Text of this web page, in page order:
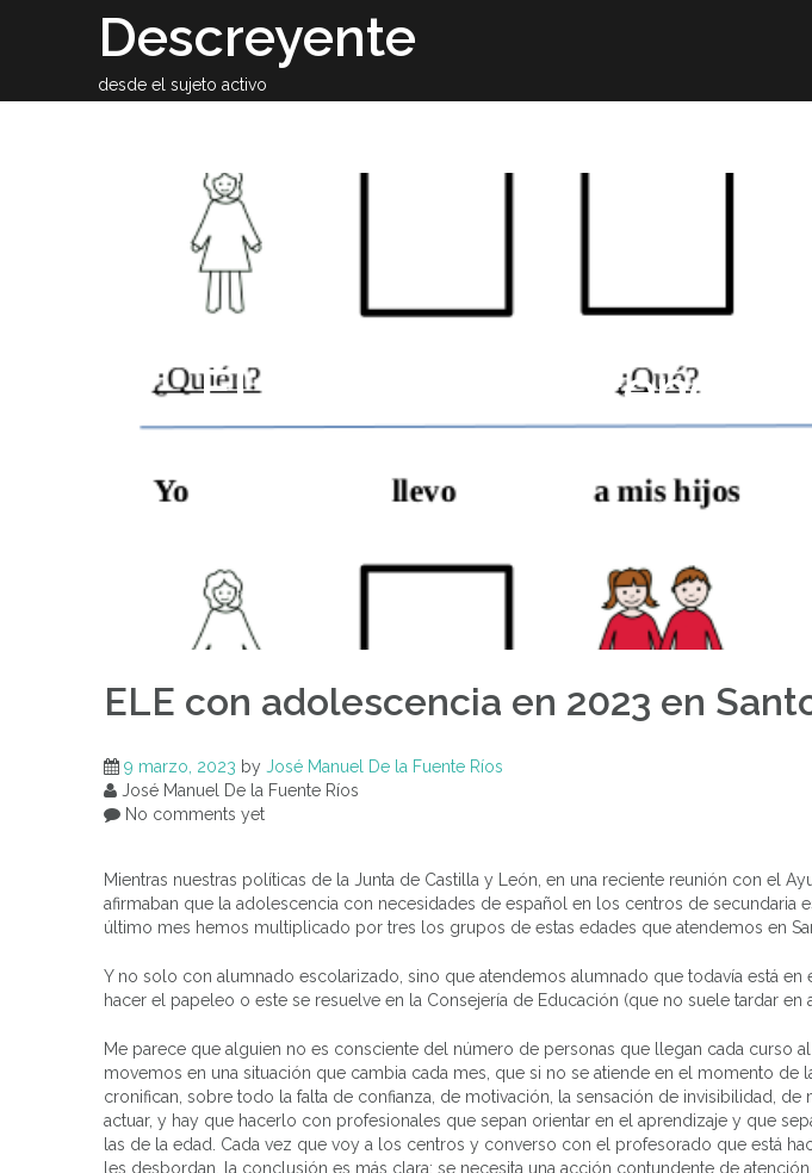
Descreyente
desde el sujeto activo
ELE con adolescencia
ELE con adolescencia en 2023 en
9 marzo, 2023 by José Manuel De la Fuente Ríos
José Manuel De la Fuente Ríos
No comments yet
Mientras nuestras políticas de la Junta de Castilla y León, en una reciente reunión con el
afirmaban que la adolescencia con necesidades de español en los centros de secundaria
último mes hemos multiplicado por tres los grupos de estas edades que atendemos en
Y no solo con alumnado escolarizado, sino que atendemos alumnado que todavía está en
hacer el papeleo o este se resuelve en la Consejería de Educación (que no suele tardar en
Me parece que alguien no es consciente del número de personas que llegan cada curso
movemos en una situación que cambia cada mes, que si no se atiende en el momento de
cronifican, sobre todo la falta de confianza, de motivación, la sensación de invisibilidad,
actuar, y hay que hacerlo con profesionales que sepan orientar en el aprendizaje y que
las de la edad. Cada vez que voy a los centros y converso con el profesorado que está
les desbordan, la conclusión es más clara: se necesita una acción contundente de